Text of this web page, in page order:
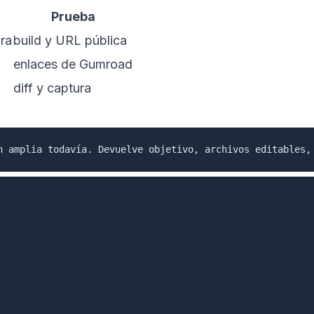
Prueba
build y URL pública
enlaces de Gumroad
diff y captura